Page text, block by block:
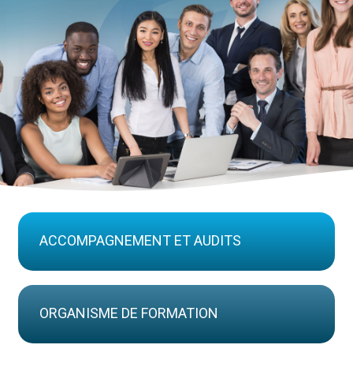
ACCOMPAGNEMENT ET AUDITS
ORGANISME DE FORMATION